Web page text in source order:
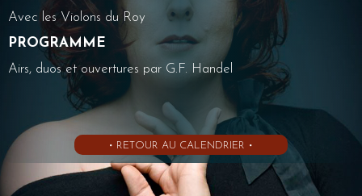
Avec les Violons du Roy
PROGRAMME
Airs, duos et ouvertures par G.F. Handel
• RETOUR AU CALENDRIER •